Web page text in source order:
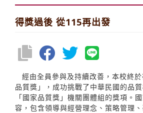
得獎過後 從115再出發
經由全員參與及持續改善，本校終
品質獎」，成功挑戰了中華民國的品
「國家品質獎」機關團體組的獎項。
容，包含領導與經營理念、策略管理